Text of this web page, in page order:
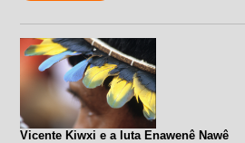
Vicente Kiwxi e a luta Enawenê Nawê